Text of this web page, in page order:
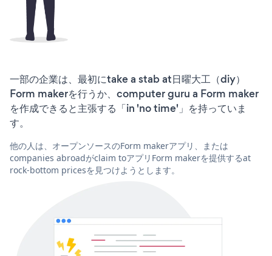
一部の企業は、最初にtake a stab at日曜大工（diy）
Form makerを行うか、computer guru a Form maker
を作成できると主張する「in 'no time'」を持っていま
す。
他の人は、オープンソースのForm makerアプリ、または
companies abroadがclaim toアプリForm makerを提供するat
rock-bottom pricesを見つけようとします。